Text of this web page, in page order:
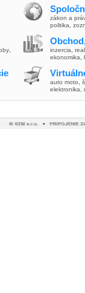
zákon a
politika
inzercia
ekonomika
auto moto
elektronika,